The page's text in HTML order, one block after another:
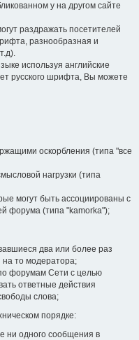
у на другом сайте
раздражать посетителей
разнообразная и
используя английские
русского шрифта, Вы можете
оскорбления (типа "все
нагрузки (типа
могут быть ассоциированы с
форума (типа "kamorka");
два или более раз
на то модератора;
форумам Сети с целью
ответные действия
слова;
порядке:
ни одного сообщения в